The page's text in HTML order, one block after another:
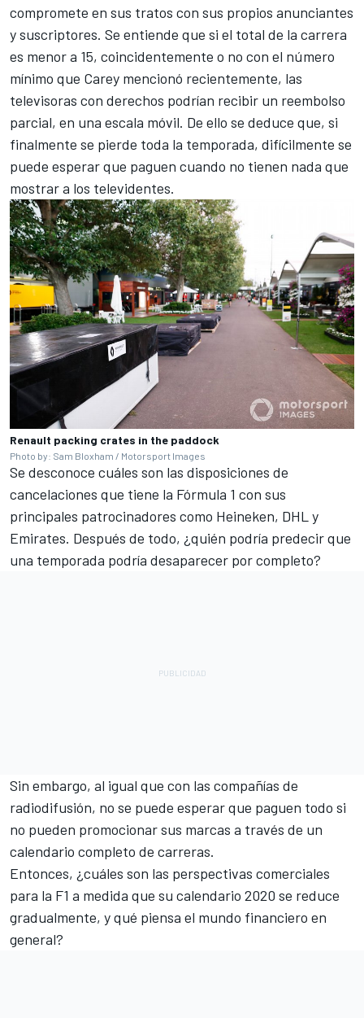
compromete en sus tratos con sus propios anunciantes
y suscriptores. Se entiende que si el total de la carrera
es menor a 15, coincidentemente o no con el número
mínimo que Carey mencionó recientemente, las
televisoras con derechos podrían recibir un reembolso
parcial, en una escala móvil. De ello se deduce que, si
finalmente se pierde toda la temporada, difícilmente se
puede esperar que paguen cuando no tienen nada que
mostrar a los televidentes.
Renault packing crates in the paddock
Photo by: Sam Bloxham / Motorsport Images
Se desconoce cuáles son las disposiciones de
cancelaciones que tiene la Fórmula 1 con sus
principales patrocinadores como Heineken, DHL y
Emirates. Después de todo, ¿quién podría predecir que
una temporada podría desaparecer por completo?
Sin embargo, al igual que con las compañías de
radiodifusión, no se puede esperar que paguen todo si
no pueden promocionar sus marcas a través de un
calendario completo de carreras.
Entonces, ¿cuáles son las perspectivas comerciales
para la F1 a medida que su calendario 2020 se reduce
gradualmente, y qué piensa el mundo financiero en
general?